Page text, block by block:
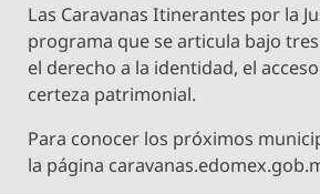
Las Caravanas Itinerantes por la
programa que se articula bajo
el derecho a la identidad, el
certeza patrimonial.
Para conocer los próximos
la página